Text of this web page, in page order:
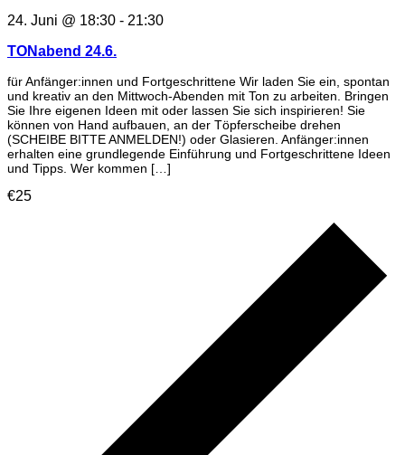
24. Juni @ 18:30 - 21:30
TONabend 24.6.
für Anfänger:innen und Fortgeschrittene Wir laden Sie ein, spontan
und kreativ an den Mittwoch-Abenden mit Ton zu arbeiten. Bringen
Sie Ihre eigenen Ideen mit oder lassen Sie sich inspirieren! Sie
können von Hand aufbauen, an der Töpferscheibe drehen
(SCHEIBE BITTE ANMELDEN!) oder Glasieren. Anfänger:innen
erhalten eine grundlegende Einführung und Fortgeschrittene Ideen
und Tipps. Wer kommen […]
€25